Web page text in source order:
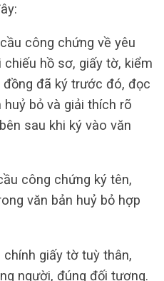
công chứng về yêu
hồ sơ, giấy tờ, kiểm
đã ký trước đó, đọc
bỏ và giải thích rõ
sau khi ký vào văn
công chứng ký tên,
văn bản huỷ bỏ hợp
giấy tờ tuỳ thân,
người, đúng đối tượng.